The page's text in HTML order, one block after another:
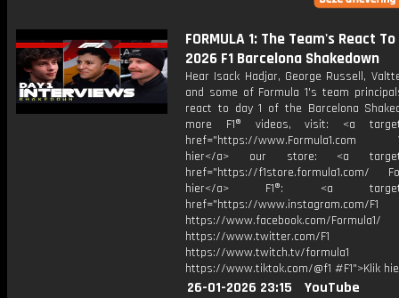
FORMULA 1: The Team's React To
2026 F1 Barcelona Shakedown
Hear Isack Hadjar, George Russell,
and some of Formula 1's team
react to day 1 of the Barcelona
more F1® videos, visit: <a
href="https://www.Formula1.com
hier</a> our store: <a
href="https://f1store.formula1.com/
hier</a> F1®: <a
href="https://www.instagram.com/F1
https://www.facebook.com/Formula1/
https://www.twitter.com/F1
https://www.twitch.tv/formula1
https://www.tiktok.com/@f1 #F1">Klik
26-01-2026 23:15
YouTube